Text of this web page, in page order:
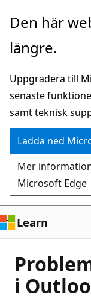
Hoppa
huvudinnehåll
Den här
längre.
Uppgradera till
senaste
samt teknisk
Ladda ned
Mer
Microsoft Edge
Learn
i